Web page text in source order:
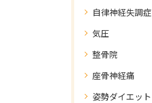
自律神経失調症
気圧
整骨院
座骨神経痛
姿勢ダイエット